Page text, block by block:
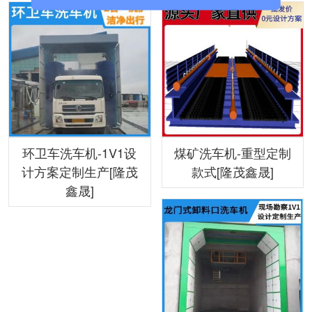
环卫车洗车机-1V1设
计方案定制生产[隆茂
鑫晟]
煤矿洗车机-重型定制
款式[隆茂鑫晟]